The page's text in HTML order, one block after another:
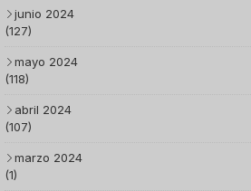
junio 2024
(127)
mayo 2024
(118)
abril 2024
(107)
marzo 2024
(1)